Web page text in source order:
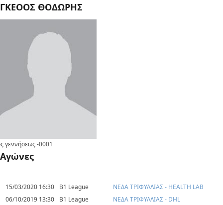
ΓΚΕΟΟΣ ΘΟΔΩΡΗΣ
γεννήσεως-0001
Αγώνες
15/03/2020 16:30 B1 League
ΝΕΔΑ ΤΡΙΦΥΛΛΙΑΣ - HEALTH LAB
06/10/2019 13:30
B1 League
ΝΕΔΑ ΤΡΙΦΥΛΛΙΑΣ - DHL